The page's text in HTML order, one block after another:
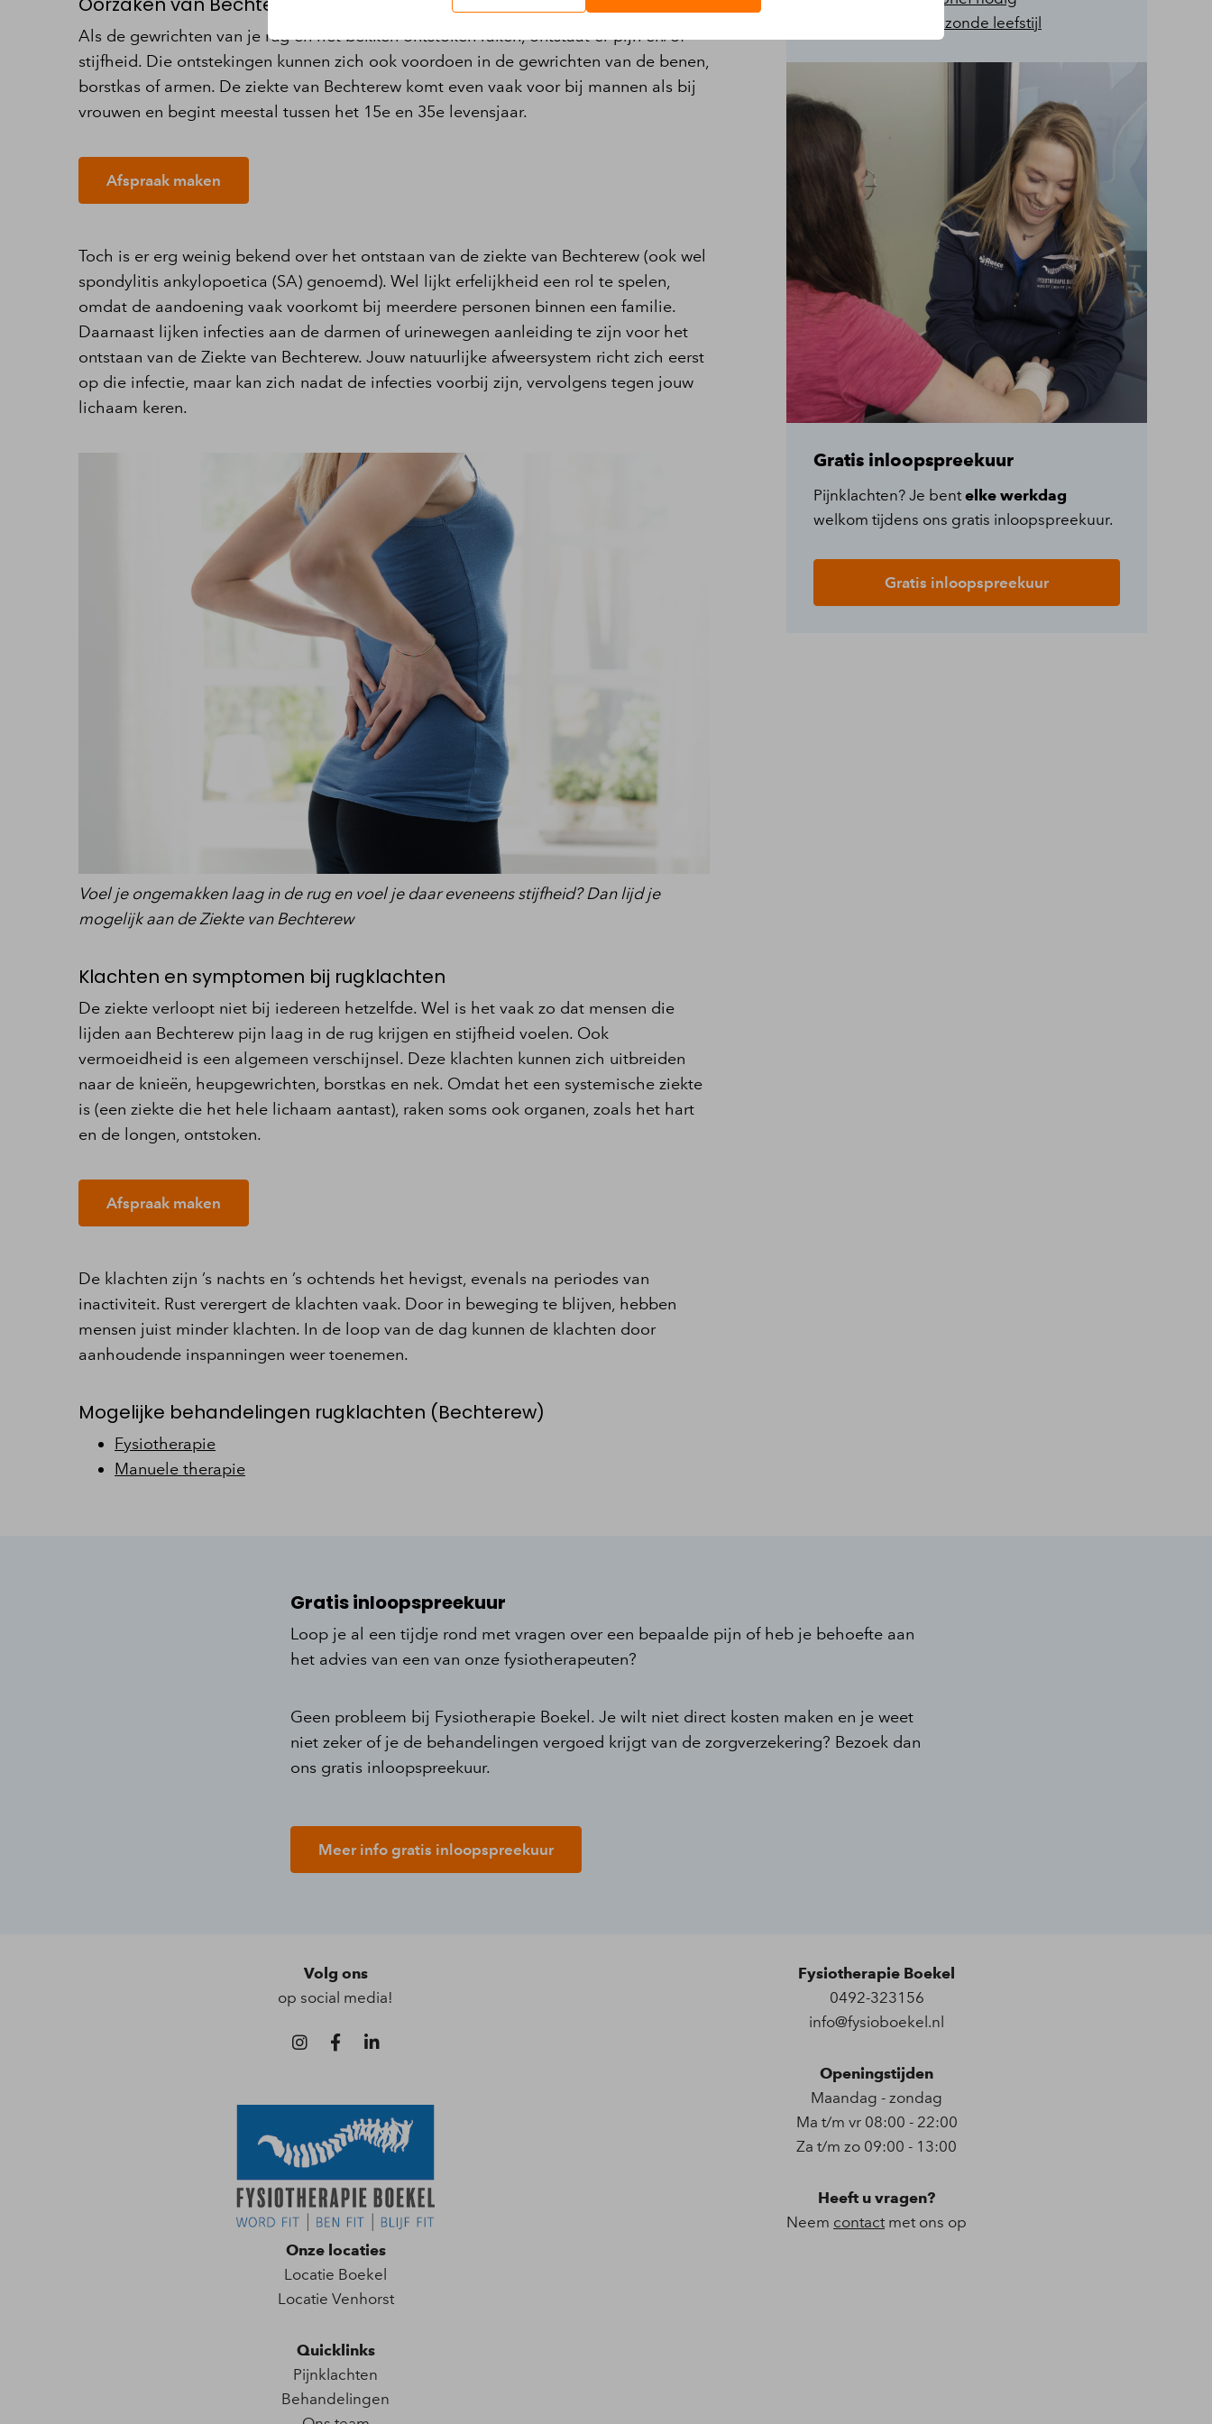
Als de gewrichten van je rug en het bekken ontstoken raken, ontstaat er pijn en/of
stijfheid. Die ontstekingen kunnen zich ook voordoen in de gewrichten van de benen,
borstkas of armen. De ziekte van Bechterew komt even vaak voor bij mannen als bij
vrouwen en begint meestal tussen het 15e en 35e levensjaar.
Afspraak maken
Toch is er erg weinig bekend over het ontstaan van de ziekte van Bechterew (ook wel
spondylitis ankylopoetica (SA) genoemd). Wel lijkt erfelijkheid een rol te spelen,
omdat de aandoening vaak voorkomt bij meerdere personen binnen een familie.
Daarnaast lijken infecties aan de darmen of urinewegen aanleiding te zijn voor het
ontstaan van de Ziekte van Bechterew. Jouw natuurlijke afweersystem richt zich eerst
op die infectie, maar kan zich nadat de infecties voorbij zijn, vervolgens tegen jouw
lichaam keren.
Voel je ongemakken laag in de rug en voel je daar eveneens stijfheid? Dan lijd je
mogelijk aan de Ziekte van Bechterew
Klachten en symptomen bij rugklachten
De ziekte verloopt niet bij iedereen hetzelfde. Wel is het vaak zo dat mensen die
lijden aan Bechterew pijn laag in de rug krijgen en stijfheid voelen. Ook
vermoeidheid is een algemeen verschijnsel. Deze klachten kunnen zich uitbreiden
naar de knieën, heupgewrichten, borstkas en nek. Omdat het een systemische ziekte
is (een ziekte die het hele lichaam aantast), raken soms ook organen, zoals het hart
en de longen, ontstoken.
Afspraak maken
De klachten zijn ’s nachts en ’s ochtends het hevigst, evenals na periodes van
inactiviteit. Rust verergert de klachten vaak. Door in beweging te blijven, hebben
mensen juist minder klachten. In de loop van de dag kunnen de klachten door
aanhoudende inspanningen weer toenemen.
Mogelijke behandelingen rugklachten (Bechterew)
Fysiotherapie
Manuele therapie
Langdurig gezonde leefstijl
Gratis inloopspreekuur
Pijnklachten? Je bent elke werkdag
welkom tijdens ons gratis inloopspreekuur.
Gratis inloopspreekuur
Gratis inloopspreekuur
Loop je al een tijdje rond met vragen over een bepaalde pijn of heb je behoefte aan
het advies van een van onze fysiotherapeuten?
Geen probleem bij Fysiotherapie Boekel. Je wilt niet direct kosten maken en je weet
niet zeker of je de behandelingen vergoed krijgt van de zorgverzekering? Bezoek dan
ons gratis inloopspreekuur.
Meer info gratis inloopspreekuur
Volg ons
op social media!
Fysiotherapie Boekel
0492-323156
info@fysioboekel.nl
Openingstijden
Maandag - zondag
Ma t/m vr 08:00 - 22:00
Za t/m zo 09:00 - 13:00
Heeft u vragen?
Neem contact met ons op
Onze locaties
Locatie Boekel
Locatie Venhorst
Quicklinks
Pijnklachten
Behandelingen